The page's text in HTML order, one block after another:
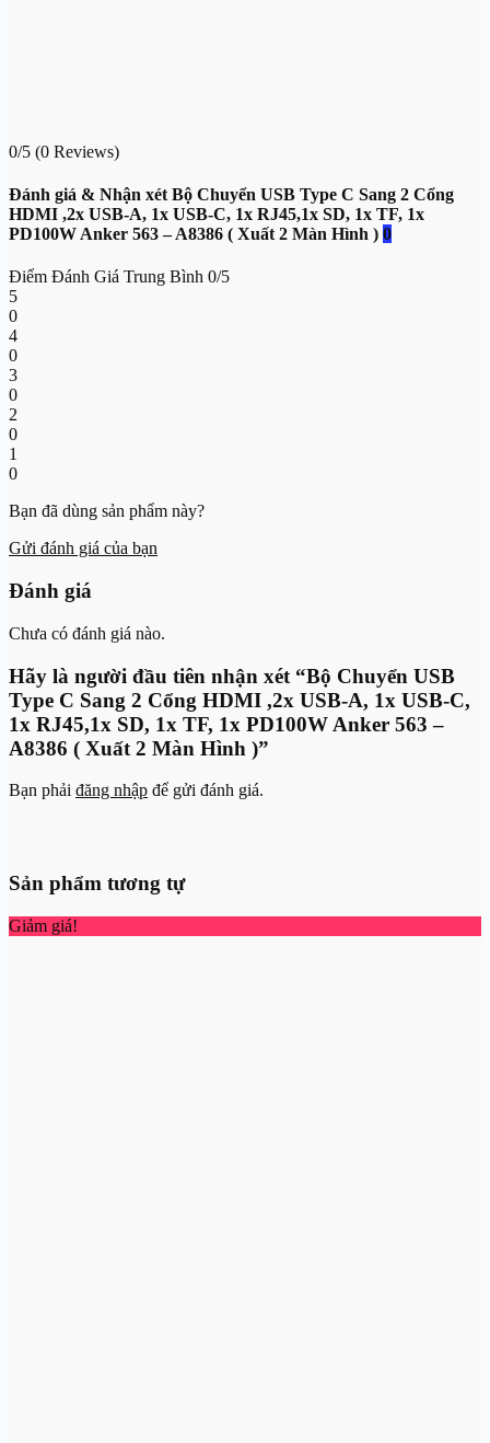
0/5 (0 Reviews)
Đánh giá & Nhận xét Bộ Chuyển USB Type C Sang 2 Cổng
HDMI ,2x USB-A, 1x USB-C, 1x RJ45,1x SD, 1x TF, 1x
PD100W Anker 563 – A8386 ( Xuất 2 Màn Hình ) 0
Điểm Đánh Giá Trung Bình 0/5
5
0
4
0
3
0
2
0
1
0
Bạn đã dùng sản phẩm này?
Gửi đánh giá của bạn
Đánh giá
Chưa có đánh giá nào.
Hãy là người đầu tiên nhận xét “Bộ Chuyển USB
Type C Sang 2 Cổng HDMI ,2x USB-A, 1x USB-C,
1x RJ45,1x SD, 1x TF, 1x PD100W Anker 563 –
A8386 ( Xuất 2 Màn Hình )”
Bạn phải đăng nhập để gửi đánh giá.
Sản phẩm tương tự
Giảm giá!